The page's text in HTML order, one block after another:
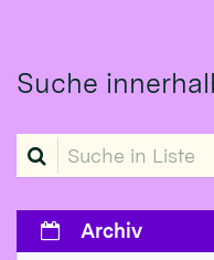
Suche
Suche in Liste
Archiv